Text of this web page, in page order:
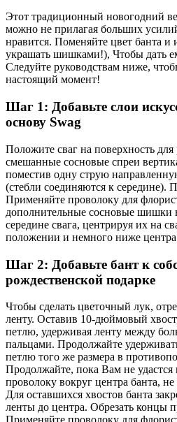
Этот традиционный новогодний
можно не прилагая больших
нравится. Поменяйте цвет банта
украшать шишками!), Чтобы дать
Следуйте руководствам ниже,
настоящий момент!
Шаг 1: Добавьте слои
основу Swag
Положите сваг на поверхность
смешанные сосновые спреи
поместив одну струю
(стебли соединяются к середине).
Применяйте проволоку для
дополнительные сосновые шишки
середине свага, центрируя их на
положении и немного ниже
Шаг 2: Добавьте бант к
рождественской подарке
Чтобы сделать цветочный лук,
ленту. Оставив 10-дюймовый
петлю, удерживая ленту между
пальцами. Продолжайте
петлю того же размера в
Продолжайте, пока Вам не удастся
проволоку вокруг центра банта,
Для оставшихся хвостов банта
ленты до центра. Обрезать концы